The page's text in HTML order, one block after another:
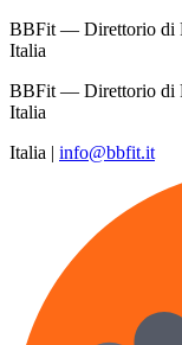
BBFit — Direttorio di
Italia
BBFit — Direttorio di
Italia
Italia | info@bbfit.it